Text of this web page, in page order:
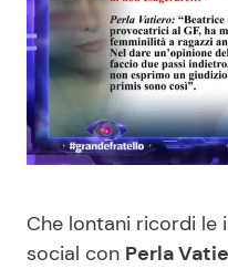
News Spettacolo
Benessere
Casa
Moda e Style
Che lontani ricordi le
social con Perla